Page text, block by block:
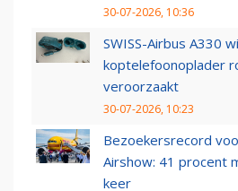
30-07-2026, 10:36
SWISS-Airbus A330
koptelefoonoplader
veroorzaakt
30-07-2026, 10:23
Bezoekersrecord
Airshow: 41 procent
keer